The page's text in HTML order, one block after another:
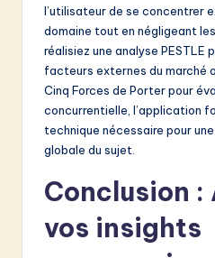
l’utilisateur de se concentrer
domaine tout en négligeant
réalisiez une analyse PESTLE
facteurs externes du marché
Cinq Forces de Porter pour
concurrentielle, l’application
technique nécessaire pour
globale du sujet.
Conclusion :
vos insights